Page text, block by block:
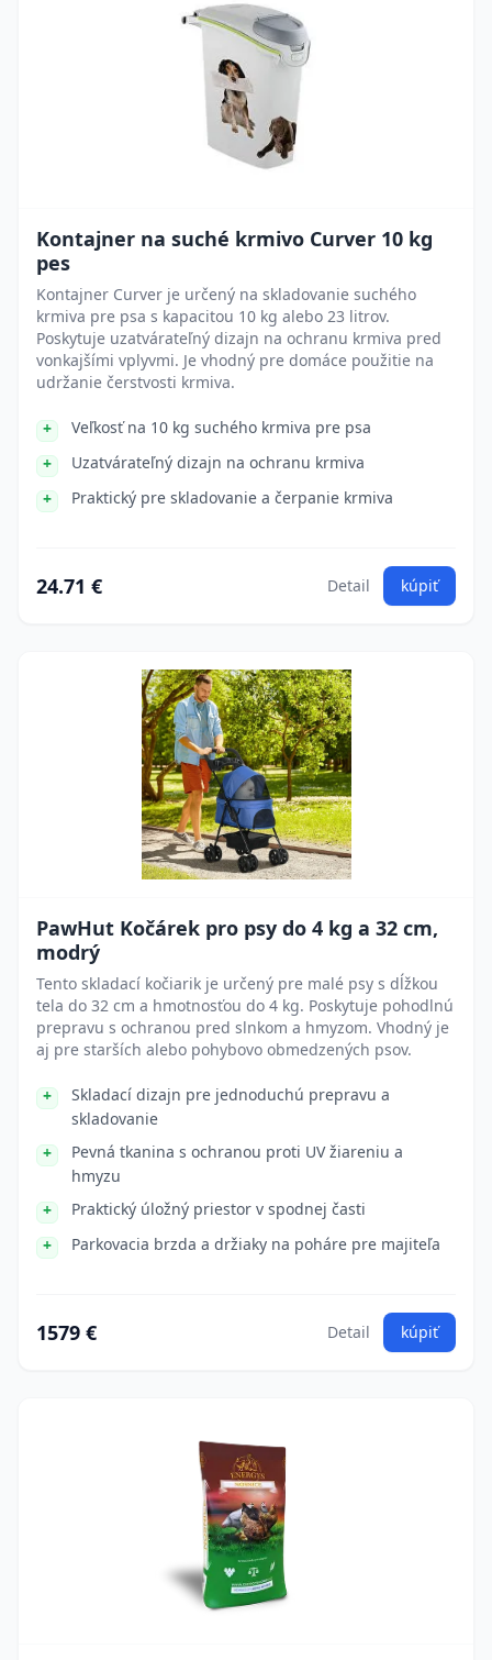
Kontajner na suché krmivo Curver 10 kg
pes
Kontajner Curver je určený na skladovanie suchého
krmiva pre psa s kapacitou 10 kg alebo 23 litrov.
Poskytuje uzatvárateľný dizajn na ochranu krmiva pred
vonkajšími vplyvmi. Je vhodný pre domáce použitie na
udržanie čerstvosti krmiva.
Veľkosť na 10 kg suchého krmiva pre psa
Uzatvárateľný dizajn na ochranu krmiva
Praktický pre skladovanie a čerpanie krmiva
24.71 € Detail kúpiť
PawHut Kočárek pro psy do 4 kg a 32 cm,
modrý
Tento skladací kočiarik je určený pre malé psy s dĺžkou
tela do 32 cm a hmotnosťou do 4 kg. Poskytuje pohodlnú
prepravu s ochranou pred slnkom a hmyzom. Vhodný je
aj pre starších alebo pohybovo obmedzených psov.
Skladací dizajn pre jednoduchú prepravu a
skladovanie
Pevná tkanina s ochranou proti UV žiareniu a
hmyzu
Praktický úložný priestor v spodnej časti
Parkovacia brzda a držiaky na poháre pre majiteľa
1579 € Detail kúpiť